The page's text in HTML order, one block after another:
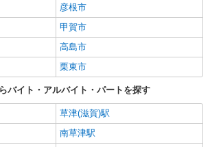
彦根市
甲賀市
高島市
栗東市
バイト・アルバイト・パートを探す
草津(滋賀)駅
南草津駅